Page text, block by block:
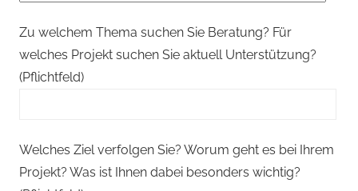
Zu welchem Thema suchen Sie Beratung? Für
welches Projekt suchen Sie aktuell Unterstützung?
(Pflichtfeld)
Welches Ziel verfolgen Sie? Worum geht es bei Ihrem
Projekt? Was ist Ihnen dabei besonders wichtig?